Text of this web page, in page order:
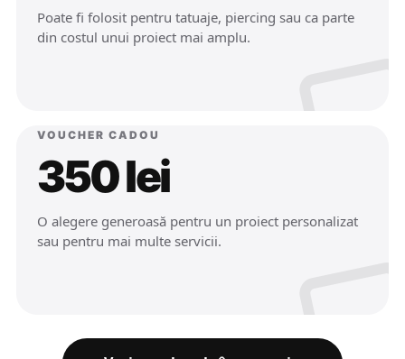
Poate fi folosit pentru tatuaje, piercing sau ca parte
din costul unui proiect mai amplu.
VOUCHER CADOU
350 lei
O alegere generoasă pentru un proiect personalizat
sau pentru mai multe servicii.